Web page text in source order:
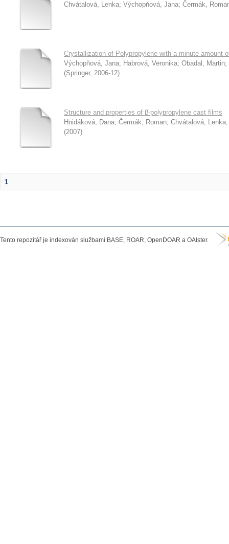
Chvátalová, Lenka; Výchopňová, Jana; Čermák,
Crystallization of Polypropylene with a minute amount
Výchopňová, Jana; Habrová, Veronika; Obadal, Martin;
(Springer, 2006-12)
Structure and properties of β-polypropylene cast films
Hnidáková, Dana; Čermák, Roman; Chvátalová, Lenka
(2007)
1
Tento repozitář je indexován službami BASE, ROAR, OpenDOAR a OAIster.